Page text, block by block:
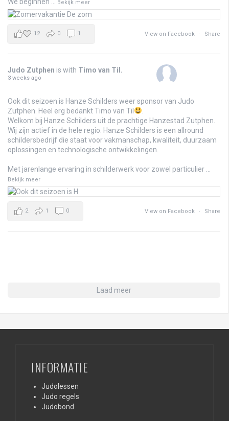
Bekijk meer
View on Facebook · Share
12 0 1
Judo Zutphen is with Timo van Til .
3 weeks ago
Ook dit seizoen is Hanze Schilders weer sponsor van Judo
Zutphen. Heel erg bedankt Timo van Til
Welkom bij Hanze Schilders uit de prachtige Hanzestad Zutphen.
Wij zijn actief in de hele regio. Hanze Schilders is een allround
schildersbedrijf die staat voor vakmanschap, kwaliteit, duurzaam
oplossingen en technologische ontwikkelingen.
Met jarenlange ervaring in schilderwerk voor zowel particulier
Bekijk meer
View on Facebook · Share
2 1 0
Laad meer
INFORMATIE
Judolessen
Judo regels
Judobond